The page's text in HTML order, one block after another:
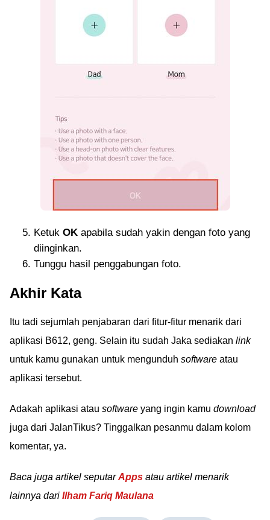
Ketuk OK apabila sudah yakin dengan foto yang
diinginkan.
Tunggu hasil penggabungan foto.
Akhir Kata
Itu tadi sejumlah penjabaran dari fitur-fitur menarik dari
aplikasi B612, geng. Selain itu sudah Jaka sediakan link
untuk kamu gunakan untuk mengunduh software atau
aplikasi tersebut.
Adakah aplikasi atau software yang ingin kamu download
juga dari JalanTikus? Tinggalkan pesanmu dalam kolom
komentar, ya.
Baca juga artikel seputarApps atau artikel menarik
lainnya dari Ilham Fariq Maulana